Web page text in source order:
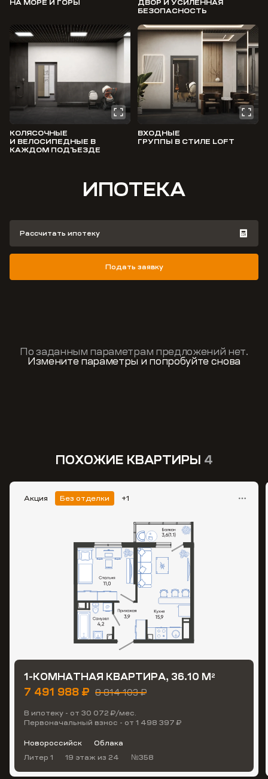
НА МОРЕ И ГОРЫ
ДВОР И УСИЛЕННАЯ
БЕЗОПАСНОСТЬ
КОЛЯСОЧНЫЕ
И ВЕЛОСИПЕДНЫЕ В
КАЖДОМ ПОДЪЕЗДЕ
ВХОДНЫЕ
ГРУППЫ В СТИЛЕ LOFT
ИПОТЕКА
Подать заявку
Рассчитать ипотеку
По заданным параметрам предложений нет.
Измените параметры и попробуйте снова
ПОХОЖИЕ КВАРТИРЫ 4
Акция Без отделки +1
1-КОМНАТНАЯ КВАРТИРА, 36.10 М2
7 491 988 ₽ 8 814 103 ₽
В ипотеку - от 30 072 ₽/мес.
Первоначальный взнос - от 1 498 397 ₽
Новороссийск
Облака
Литер 1
19 этаж из 24 №358